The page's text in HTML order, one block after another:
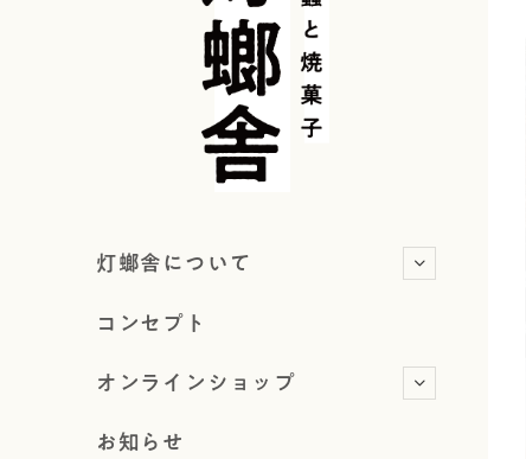
灯螂舎について
コンセプト
オンラインショップ
お知らせ